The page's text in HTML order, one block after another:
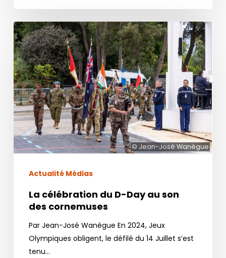
La
célébration
du
D-
Day
au
son
des
cornemuses
© Jean-José Wanègue
Actualité Médias
La célébration du D-Day au son
des cornemuses
Par Jean-José Wanègue En 2024, Jeux
Olympiques obligent, le défilé du 14 Juillet s’est
tenu…